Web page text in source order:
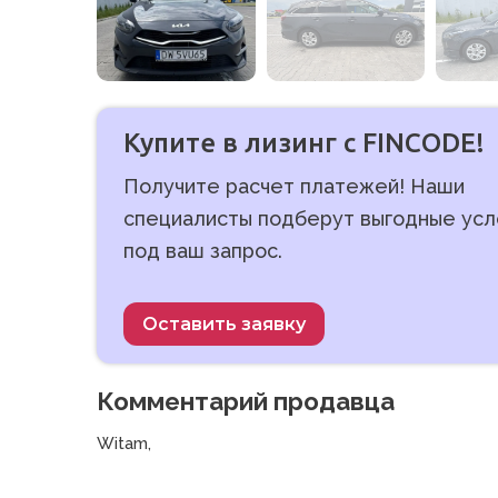
Купите в лизинг с FINCODE!
Получите расчет платежей! Наши
специалисты подберут выгодные
под ваш запрос.
Оставить заявку
Комментарий продавца
Witam,